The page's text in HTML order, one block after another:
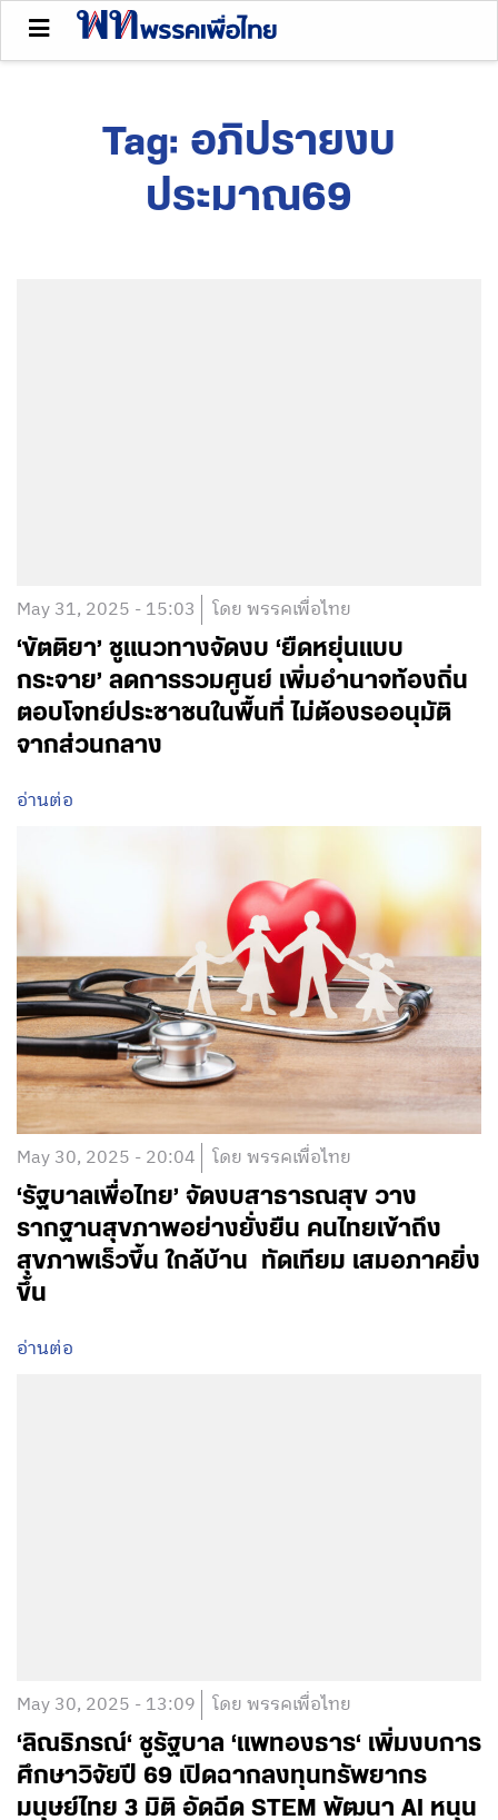
Tag: อภิปรายงบ
ประมาณ69
May 31, 2025 - 15:03 โดย พรรคเพื่อไทย
‘ขัตติยา’ ชูแนวทางจัดงบ ‘ยืดหยุ่นแบบ
กระจาย’ ลดการรวมศูนย์ เพิ่มอำนาจท้องถิ่น
ตอบโจทย์ประชาชนในพื้นที่ ไม่ต้องรออนุมัติ
จากส่วนกลาง
อ่านต่อ
May 30, 2025 - 20:04 โดย พรรคเพื่อไทย
‘รัฐบาลเพื่อไทย’ จัดงบสาธารณสุข วาง
รากฐานสุขภาพอย่างยั่งยืน คนไทยเข้าถึง
สุขภาพเร็วขึ้น ใกล้บ้าน ทัดเทียม เสมอภาคยิ่ง
ขึ้น
อ่านต่อ
May 30, 2025 - 13:09 โดย พรรคเพื่อไทย
‘ลิณธิภรณ์‘ ชูรัฐบาล ‘แพทองธาร‘ เพิ่มงบการ
ศึกษาวิจัยปี 69 เปิดฉากลงทุนทรัพยากร
มนุษย์ไทย 3 มิติ อัดฉีด STEM พัฒนา AI หนุน